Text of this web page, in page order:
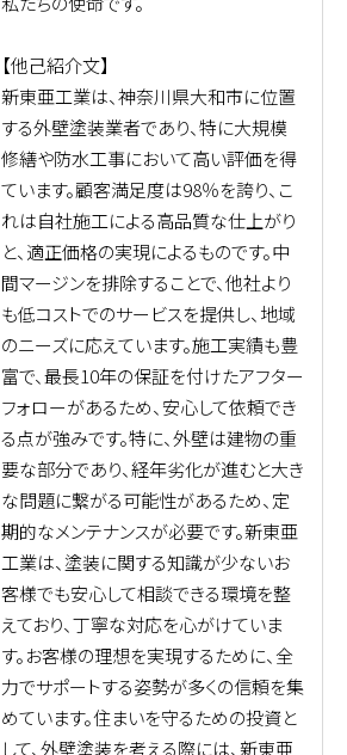
【他己紹介文】
新東亜工業は、神奈川県大和市に位置
する外壁塗装業者であり、特に大規模
修繕や防水工事において高い評価を得
ています。顧客満足度は98％を誇り、こ
れは自社施工による高品質な仕上がり
と、適正価格の実現によるものです。中
間マージンを排除することで、他社より
も低コストでのサービスを提供し、地域
のニーズに応えています。施工実績も豊
富で、最長10年の保証を付けたアフター
フォローがあるため、安心して依頼でき
る点が強みです。特に、外壁は建物の重
要な部分であり、経年劣化が進むと大き
な問題に繋がる可能性があるため、定
期的なメンテナンスが必要です。新東亜
工業は、塗装に関する知識が少ないお
客様でも安心して相談できる環境を整
えており、丁寧な対応を心がけていま
す。お客様の理想を実現するために、全
力でサポートする姿勢が多くの信頼を集
めています。住まいを守るための投資と
して、外壁塗装を考える際には、新東亜